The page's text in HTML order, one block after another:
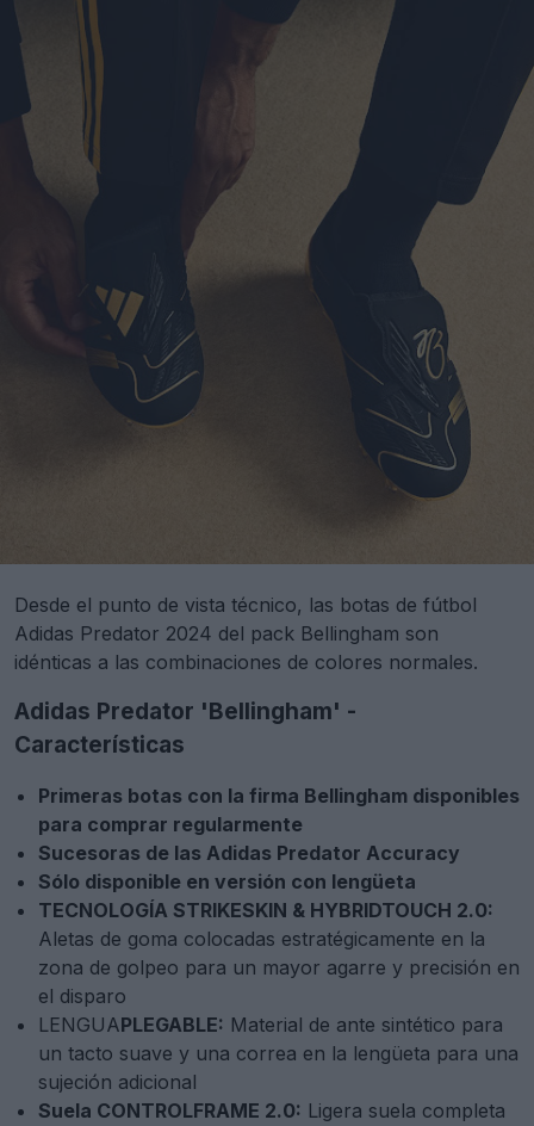
Desde el punto de vista técnico, las botas de fútbol
Adidas Predator 2024 del pack Bellingham son
idénticas a las combinaciones de colores normales.
Adidas Predator 'Bellingham' -
Características
Primeras botas con la firma Bellingham disponibles
para comprar regularmente
Sucesoras de las Adidas Predator Accuracy
Sólo disponible en versión con lengüeta
TECNOLOGÍA STRIKESKIN & HYBRIDTOUCH 2.0:
Aletas de goma colocadas estratégicamente en la
zona de golpeo para un mayor agarre y precisión en
el disparo
LENGUAPLEGABLE: Material de ante sintético para
un tacto suave y una correa en la lengüeta para una
sujeción adicional
Suela CONTROLFRAME 2.0: Ligera suela completa